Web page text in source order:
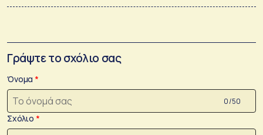
Γράψτε το σχόλιο σας
Όνομα
0 /50
Σχόλιο